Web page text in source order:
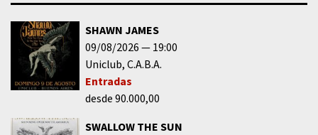
SHAWN JAMES
09/08/2026
19:00
Uniclub C.A.B.A.
Entradas
desde 90.000,00
SWALLOW THE SUN